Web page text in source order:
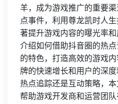
羊，成为游戏推广的重要
点事件，利用尊龙凯时人
著提升游戏内容的曝光率
介绍如何借助抖音圈的热
的特色，打造高效的游戏
牌的快速增长和用户的深度
热点追踪还是互动策略，本
帮助游戏开发商和运营团